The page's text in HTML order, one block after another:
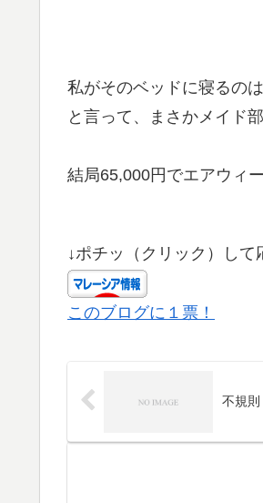
私がそのベッドに寝るの
と言って、まさかメイド
結局65,000円でエアウィ
↓ポチッ（クリック）して
このブログに１票！
不規